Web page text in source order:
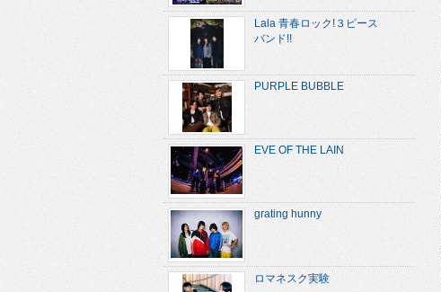
Lala 青春ロック!３ピース
バンド!!
PURPLE BUBBLE
EVE OF THE LAIN
grating hunny
ロマネスク実験